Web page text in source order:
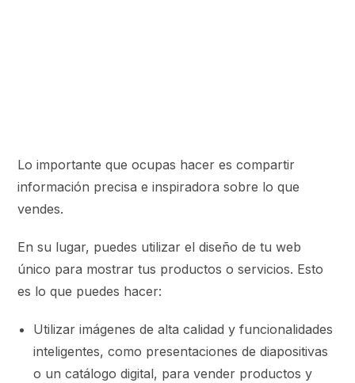
Lo importante que ocupas hacer es compartir
información precisa e inspiradora sobre lo que
vendes.
En su lugar, puedes utilizar el diseño de tu web
único para mostrar tus productos o servicios. Esto
es lo que puedes hacer:
Utilizar imágenes de alta calidad y funcionalidades
inteligentes, como presentaciones de diapositivas
o un catálogo digital, para vender productos y